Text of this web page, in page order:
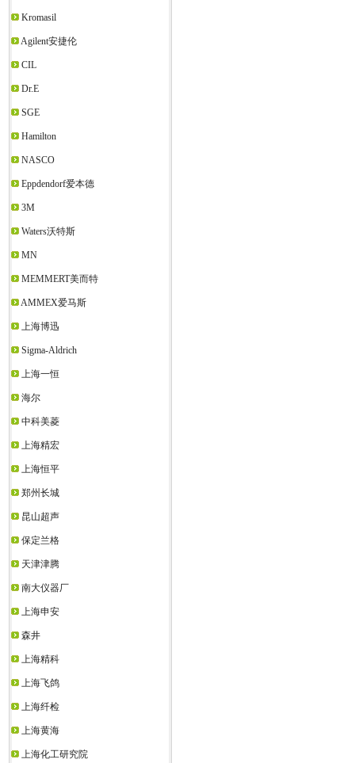
Kromasil
Agilent安捷伦
CIL
Dr.E
SGE
Hamilton
NASCO
Eppdendorf爱本德
3M
Waters沃特斯
MN
MEMMERT美而特
AMMEX爱马斯
上海博迅
Sigma-Aldrich
上海一恒
海尔
中科美菱
上海精宏
上海恒平
郑州长城
昆山超声
保定兰格
天津津腾
南大仪器厂
上海申安
森井
上海精科
上海飞鸽
上海纤检
上海黄海
上海化工研究院